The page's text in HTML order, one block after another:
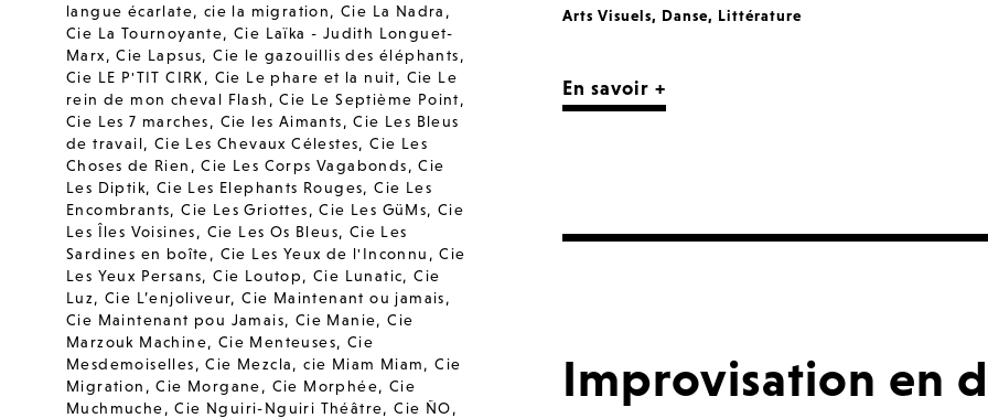
langue écarlate, cie la migration,Cie La Nadra ,
Cie La Tournoyante,Cie Laïka - Judith Longuet-
Marx,Cie Lapsus,Cie le gazouillis des éléphants,
Cie LE P'TIT CIRK, Cie Le phare et la nuit, Cie Le
rein de mon cheval Flash ,Cie Le Septième Point,
Cie Les 7 marches, Cie les Aimants,Cie Les Bleus
de travail, Cie Les Chevaux Célestes,Cie Les
Choses de Rien ,Cie Les Corps Vagabonds,Cie
Les Diptik, Cie Les Elephants Rouges,Cie Les
Encombrants,Cie Les Griottes,Cie Les GüMs,Cie
Les Îles Voisines, Cie Les Os Bleus, Cie Les
Sardines en boîte, Cie Les Yeux de l'Inconnu ,Cie
Les Yeux Persans,Cie Loutop,Cie Lunatic,Cie
Luz,Cie L’enjoliveur,Cie Maintenant ou jamais,
Cie Maintenant pou Jamais, Cie Manie,Cie
Marzouk Machine, Cie Menteuses, Cie
Mesdemoiselles,Cie Mezcla,cie Miam Miam,Cie
Migration ,Cie Morgane, Cie Morphée, Cie
Muchmuche,Cie Nguiri-Nguiri Théâtre,Cie ÑO,
Arts Visuels, Danse, Littérature
En savoir +
Improvisation en